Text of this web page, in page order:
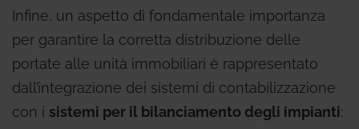
Infine, un aspetto di fondamentale importanza
per garantire la corretta distribuzione delle
portate alle unità immobiliari è rappresentato
dall’integrazione dei sistemi di contabilizzazione
con i sistemi per il bilanciamento degli impianti: